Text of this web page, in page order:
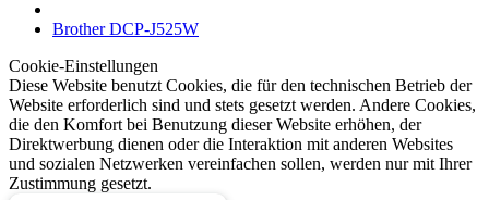
Brother DCP-J525W
Cookie-Einstellungen
Diese Website benutzt Cookies, die für den technischen Betrieb der
Website erforderlich sind und stets gesetzt werden. Andere Cookies,
die den Komfort bei Benutzung dieser Website erhöhen, der
Direktwerbung dienen oder die Interaktion mit anderen Websites
und sozialen Netzwerken vereinfachen sollen, werden nur mit Ihrer
Zustimmung gesetzt.